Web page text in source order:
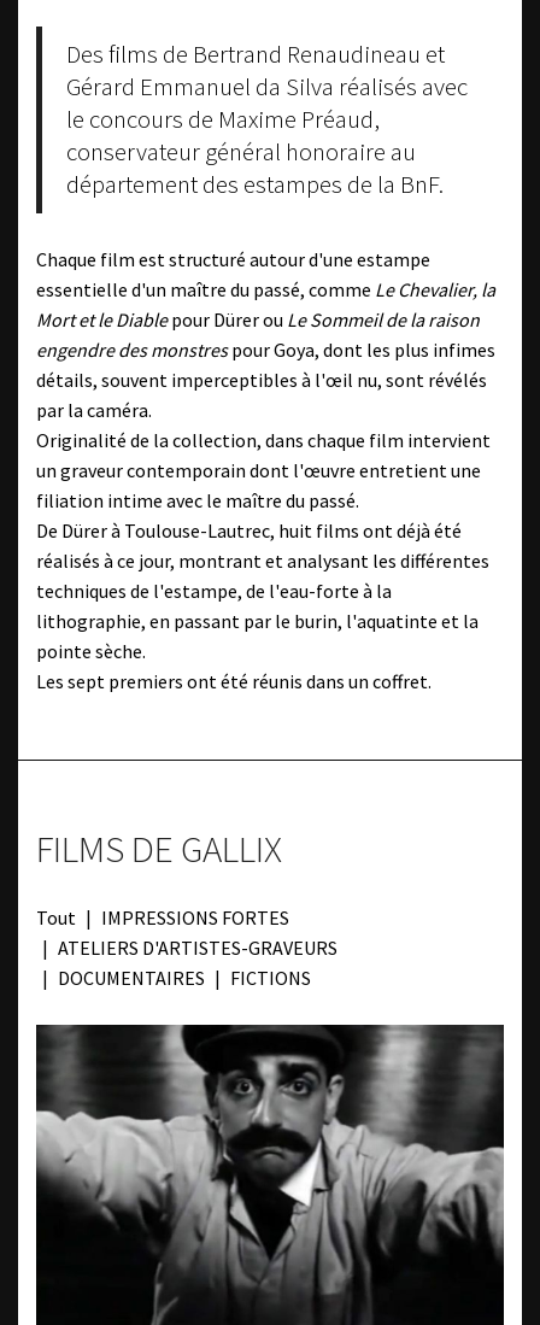
Des films de Bertrand Renaudineau et
Gérard Emmanuel da Silva réalisés avec
le concours de Maxime Préaud,
conservateur général honoraire au
département des estampes de la BnF.
Chaque film est structuré autour d'une estampe
essentielle d'un maître du passé, comme Le Chevalier, la
Mort et le Diablepour Dürer ou Le Sommeil de la raison
engendre des monstrespour Goya, dont les plus infimes
détails, souvent imperceptibles à l'œil nu, sont révélés
par la caméra.
Originalité de la collection, dans chaque film intervient
un graveur contemporain dont l'œuvre entretient une
filiation intime avec le maître du passé.
De Dürer à Toulouse-Lautrec, huit films ont déjà été
réalisés à ce jour, montrant et analysant les différentes
techniques de l'estampe, de l'eau-forte à la
lithographie, en passant par le burin, l'aquatinte et la
pointe sèche.
Les sept premiers ont été réunis dans un coffret.
FILMS DE GALLIX
Tout
IMPRESSIONS FORTES
ATELIERS D'ARTISTES-GRAVEURS
DOCUMENTAIRES
FICTIONS